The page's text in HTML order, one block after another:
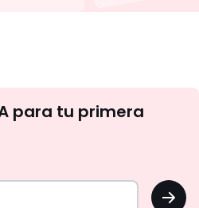
te
tu
para tu primera
OK